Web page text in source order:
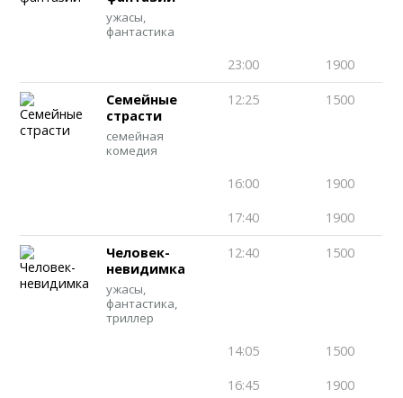
ужасы,
фантастика
23:00 1900
Семейные
страсти
семейная
комедия
12:25 1500
16:00
1900
17:40
1900
Человек-
невидимка
ужасы,
фантастика,
триллер
12:40 1500
14:05
1500
16:45
1900